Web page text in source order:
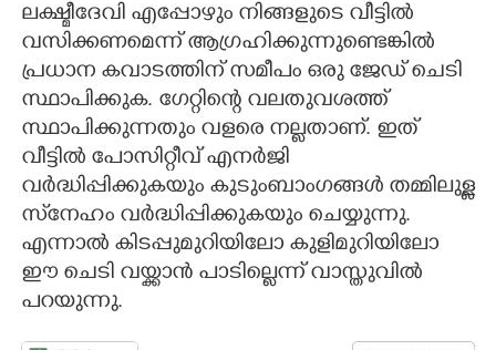
ലക്ഷ്മീദേവി എപ്പോഴും നിങ്ങളുടെ വീട്ടിൽ
വസിക്കണമെന്ന് ആഗ്രഹിക്കുന്നുണ്ടെങ്കിൽ
പ്രധാന കവാടത്തിന് സമീപം ഒരു ജേഡ് ചെടി
സ്ഥാപിക്കുക. ഗേറ്റിന്റെ വലതുവശത്ത്
സ്ഥാപിക്കുന്നതും വളരെ നല്ലതാണ്. ഇത്
വീട്ടിൽ പോസിറ്റീവ് എനർജി
വർദ്ധിപ്പിക്കുകയും കുടുംബാംഗങ്ങൾ തമ്മിലുള്ള
സ്‌നേഹം വർദ്ധിപ്പിക്കുകയും ചെയ്യുന്നു.
എന്നാൽ കിടപ്പുമുറിയിലോ കുളിമുറിയിലോ
ഈ ചെടി വയ്ക്കാൻ പാടില്ലെന്ന് വാസ്തുവിൽ
പറയുന്നു.